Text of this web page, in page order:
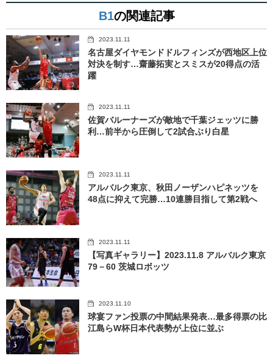
B1の関連記事
2023.11.11
名古屋ダイヤモンドドルフィンズが西地区上位
対決を制す…齋藤拓実とスミスが20得点の活
躍
2023.11.11
佐賀バルーナーズが敵地で千葉ジェッツに勝
利…前半から圧倒して2試合ぶり白星
2023.11.11
アルバルク東京、秋田ノーザンハピネッツを
48点に抑えて完勝…10連勝目指して第2戦へ
2023.11.11
【写真ギャラリー】2023.11.8 アルバルク東京
79－60 茨城ロボッツ
2023.11.10
球宴ファン投票の中間結果発表…最多得票の比
江島らW杯日本代表勢が上位に並ぶ